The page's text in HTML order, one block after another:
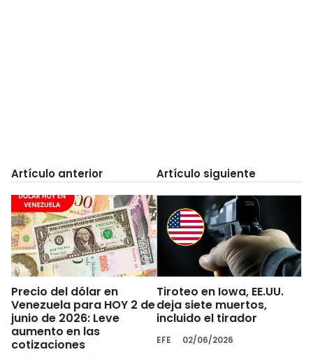
Artículo anterior
Precio del dólar en
Venezuela para HOY 2 de
junio de 2026: Leve
aumento en las
cotizaciones
Artículo siguiente
Tiroteo en Iowa, EE.UU.
deja siete muertos,
incluido el tirador
EFE 02/06/2026